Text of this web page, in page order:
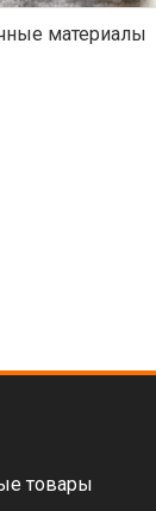
материалы
товары